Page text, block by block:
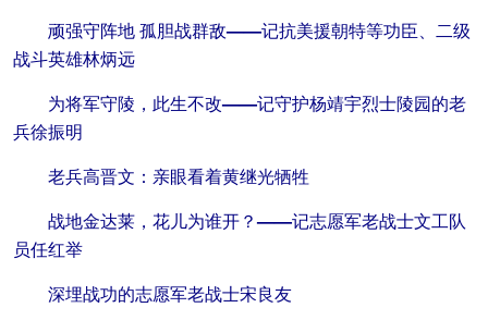
顽强守阵地 孤胆战群敌——记抗美援朝特等功臣、二级
战斗英雄林炳远
为将军守陵，此生不改——记守护杨靖宇烈士陵园的老
兵徐振明
老兵高晋文：亲眼看着黄继光牺牲
战地金达莱，花儿为谁开？——记志愿军老战士文工队
员任红举
深埋战功的志愿军老战士宋良友